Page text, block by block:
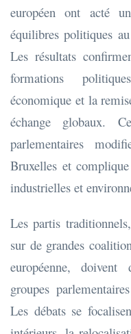
européen ont acté
équilibres politiques
Les résultats
formations
économique et la
échange globaux.
parlementaires
Bruxelles et
industrielles et
Les partis
sur de grandes
européenne, doivent
groupes
Les débats se